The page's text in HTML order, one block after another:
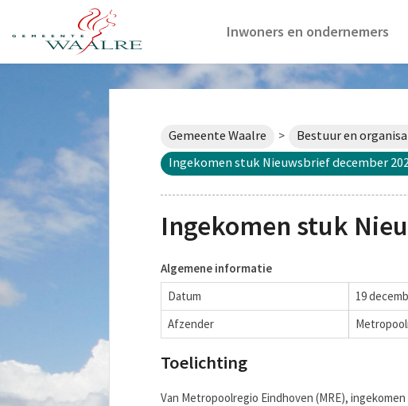
Inwoners en ondernemers
Gemeente Waalre > Bestuur en
Ingekomen stuk Nieuwsbrief december
Ingekomen stuk
Algemene informatie
Datum
19
Afzender
Toelichting
Van Metropoolregio Eindhoven (MRE),